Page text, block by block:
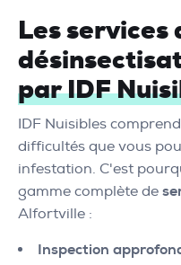
Les services
par IDF
IDF Nuisibles
difficultés que vous
infestation. C'est
gamme complète de
Alfortville :
Inspection